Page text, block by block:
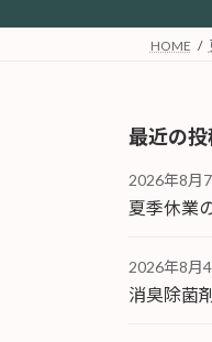
プ
動
HOME
最近の投
2026年8月
夏季休業
2026年8月
消臭除菌